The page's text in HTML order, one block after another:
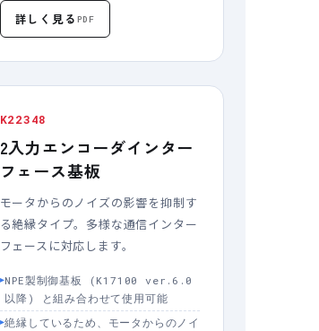
詳しく見る PDF
K22348
2入力エンコーダインター
フェース基板
モータからのノイズの影響を抑制す
る絶縁タイプ。多様な通信インター
フェースに対応します。
NPE製制御基板 (K17100 ver.6.0
以降) と組み合わせて使用可能
絶縁しているため、モータからのノイ